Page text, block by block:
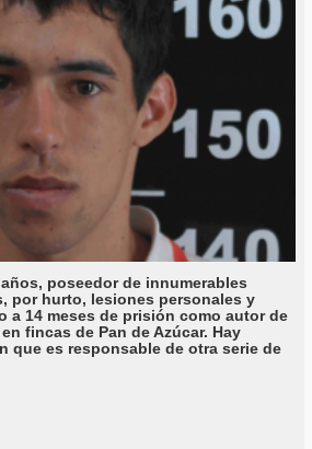
poseedor de innumerables
por hurto, lesiones personales y
a 14 meses de prisión como autor de
fincas de Pan de Azúcar. Hay
que es responsable de otra serie de